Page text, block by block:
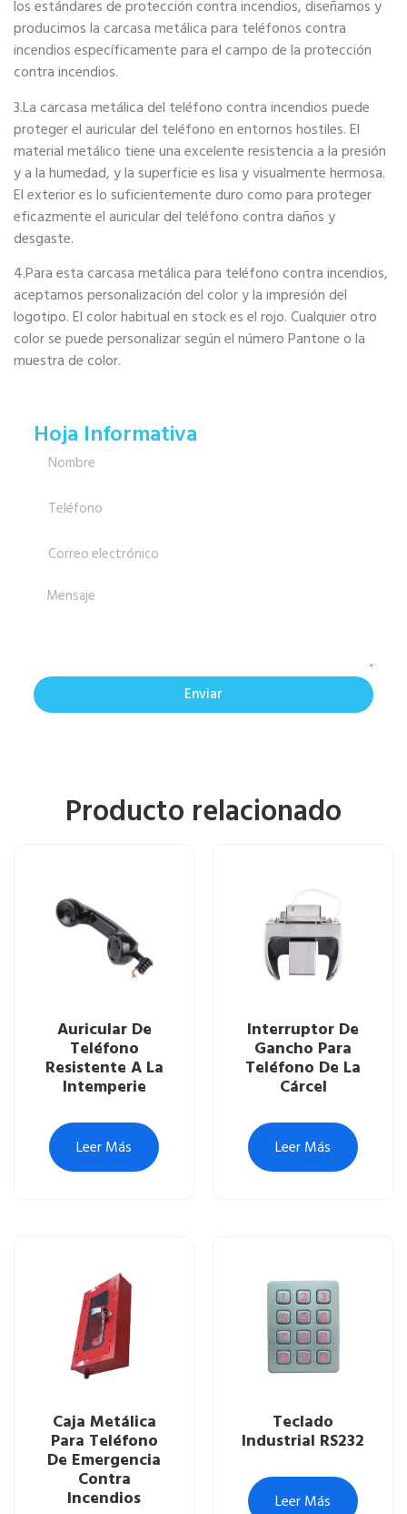
los estándares de protección contra incendios, diseñamos y
producimos la carcasa metálica para teléfonos contra
incendios específicamente para el campo de la protección
contra incendios.
3.La carcasa metálica del teléfono contra incendios puede
proteger el auricular del teléfono en entornos hostiles. El
material metálico tiene una excelente resistencia a la presión
y a la humedad, y la superficie es lisa y visualmente hermosa.
El exterior es lo suficientemente duro como para proteger
eficazmente el auricular del teléfono contra daños y
desgaste.
4.Para esta carcasa metálica para teléfono contra incendios,
aceptamos personalización del color y la impresión del
logotipo. El color habitual en stock es el rojo. Cualquier otro
color se puede personalizar según el número Pantone o la
muestra de color.
Hoja Informativa
Enviar
Producto relacionado
Auricular De
Teléfono
Resistente A La
Intemperie
Leer Más
Interruptor De
Gancho Para
Teléfono De La
Cárcel
Leer Más
Caja Metálica
Para Teléfono
De Emergencia
Contra
Incendios
Teclado
Industrial RS232
Leer Más